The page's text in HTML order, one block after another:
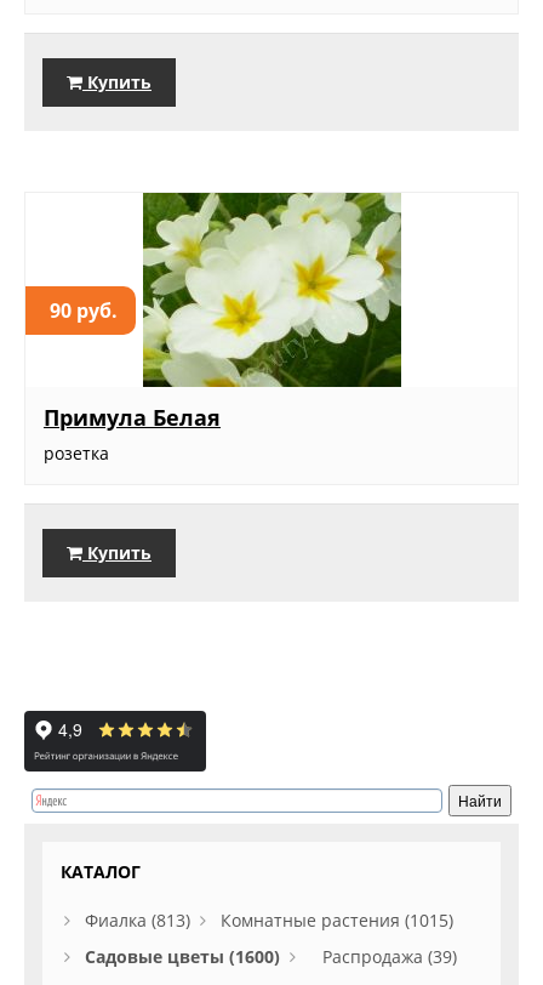
Купить
90 руб.
Примула Белая
розетка
Купить
КАТАЛОГ
Фиалка (813)
Комнатные растения (1015)
Садовые цветы (1600)
Распродажа (39)